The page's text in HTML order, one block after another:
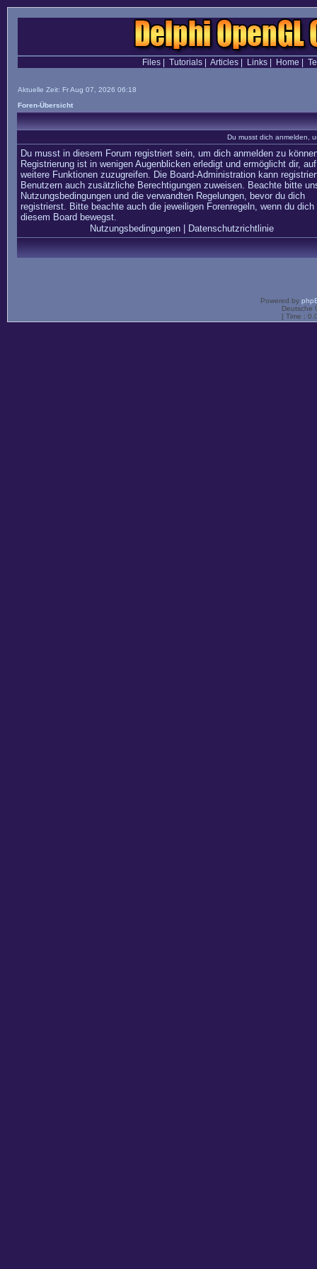
Files| Tutorials| Articles| Links| Home
Aktuelle Zeit: Fr Aug 07, 2026 06:18
Foren-Übersicht
Du musst dich anmelden,
Du musst in diesem Forum registriert sein, um dich anmelden zu
Registrierung ist in wenigen Augenblicken erledigt und ermöglicht dir, auf
weitere Funktionen zuzugreifen. Die Board-Administration kann
Benutzern auch zusätzliche Berechtigungen zuweisen. Beachte bitte
Nutzungsbedingungen und die verwandten Regelungen, bevor du dich
registrierst. Bitte beachte auch die jeweiligen Forenregeln, wenn du dich
diesem Board bewegst.
Nutzungsbedingungen| Datenschutzrichtlinie
Powered by
Deutsche
[ Time :